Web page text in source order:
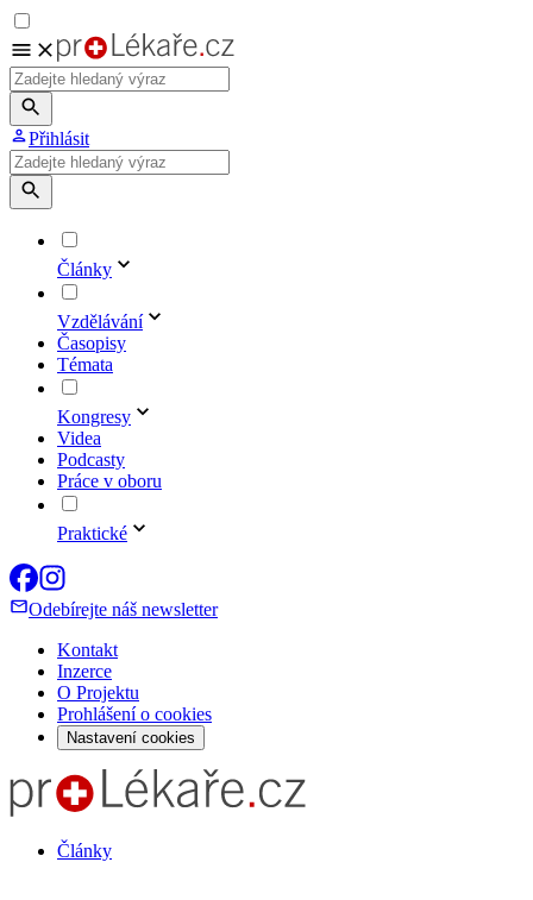
Přihlásit
Články
Vzdělávání
Časopisy
Témata
Kongresy
Videa
Podcasty
Práce v oboru
Praktické
Odebírejte náš newsletter
Kontakt
Inzerce
O Projektu
Prohlášení o cookies
Nastavení cookies
Články